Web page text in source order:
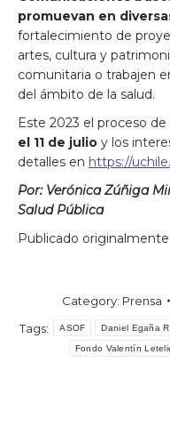
promuevan en
fortalecimiento de
artes, cultura y
comunitaria o trabajen
del ámbito de la salud.
Este 2023 el proceso
el 11 de julio y los
detalles en https://
Por: Verónica Zúñiga
Salud Pública
Publicado
Category: Prensa
Tags:
ASOF Daniel Egaña
Fondo Valentín